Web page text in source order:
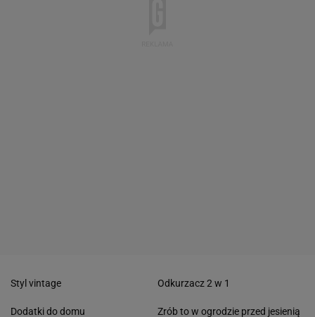
Styl vintage
Dodatki do domu
Odkurzacz 2 w 1
Zrób to w ogrodzie przed jesienią